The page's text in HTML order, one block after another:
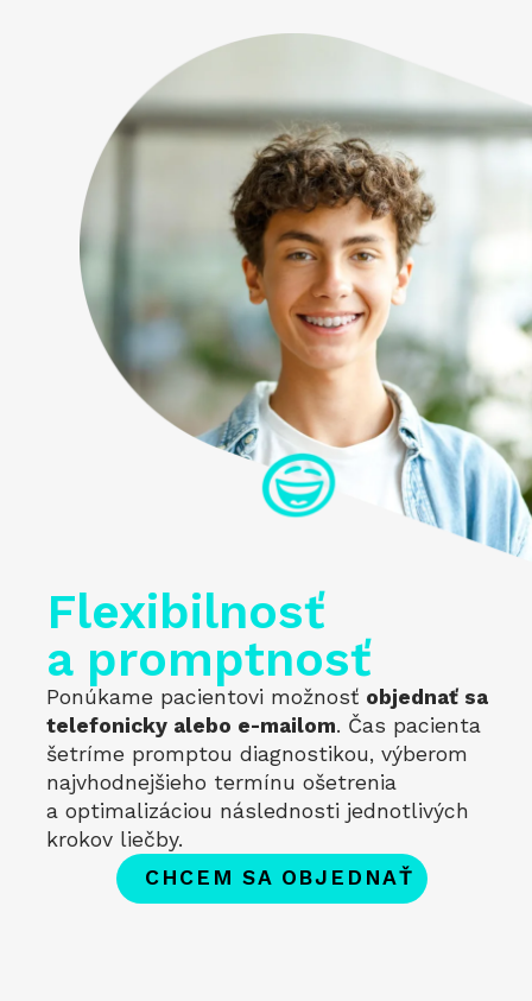
Flexibilnosť
a promptnosť
Ponúkame pacientovi možnosť objednať sa
telefonicky alebo e-mailom. Čas pacienta
šetríme promptou diagnostikou, výberom
najvhodnejšieho termínu ošetrenia
a optimalizáciou následnosti jednotlivých
krokov liečby.
CHCEM SA OBJEDNAŤ